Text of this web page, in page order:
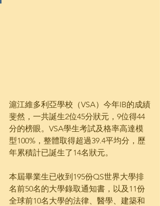
滬江維多利亞學校（VSA）今年IB的成績
斐然，一共誕生2位45分狀元，9位得44
分的榜眼。VSA學生考試及格率高達模
型100%，整體取得超過39.4平均分，歷
年累積計已誕生了14名狀元。
本屆畢業生已收到195份QS世界大學排
名前50名的大學錄取通知書，以及11份
全球前10名大學的法律、醫學、建築和